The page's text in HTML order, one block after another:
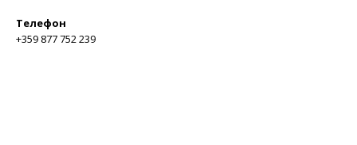
Телефон
+359 877 752 239